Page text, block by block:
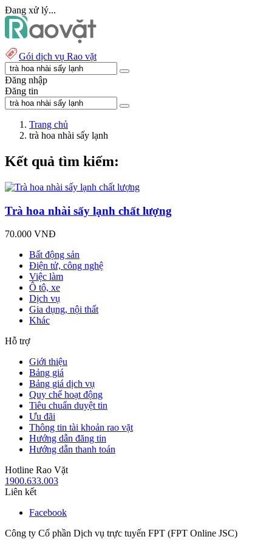
Đang xử lý...
Gói dịch vụ Rao vặt
Đăng nhập
Đăng tin
Trang chủ
trà hoa nhài sấy lạnh
Kết quả tìm kiếm:
Trà hoa nhài sấy lạnh chất lượng
70.000 VNĐ
Bất động sản
Điện tử, công nghệ
Việc làm
Ô tô, xe
Dịch vụ
Gia dụng, nội thất
Khác
Hỗ trợ
Giới thiệu
Bảng giá
Bảng giá dịch vụ
Quy chế hoạt động
Tiêu chuẩn duyệt tin
Ưu đãi
Thông tin tài khoản rao vặt
Hướng dẫn đăng tin
Hướng dẫn thanh toán
Hotline Rao Vặt
1900.633.003
Liên kết
Facebook
Công ty Cổ phần Dịch vụ trực tuyến FPT (FPT Online JSC)